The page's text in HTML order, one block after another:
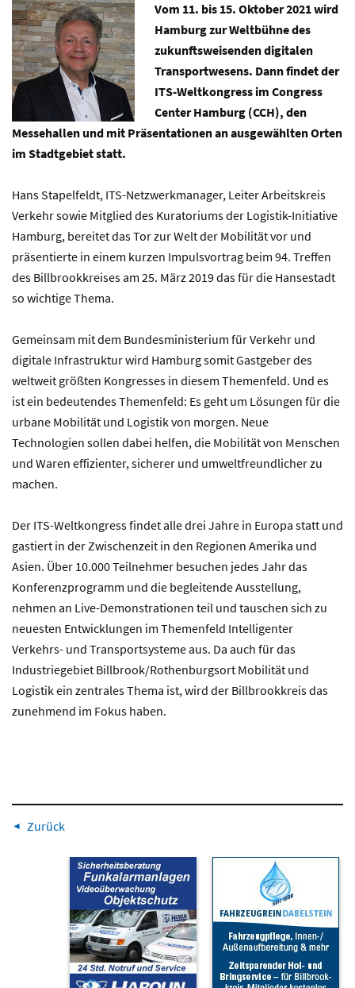
Vom 11. bis 15. Oktober 2021 wird
Hamburg zur Weltbühne des
zukunftsweisenden digitalen
Transportwesens. Dann findet der
ITS-Weltkongress im Congress
Center Hamburg (CCH), den
Messehallen und mit Präsentationen an ausgewählten Orten
im Stadtgebiet statt.
Hans Stapelfeldt, ITS-Netzwerkmanager, Leiter Arbeitskreis
Verkehr sowie Mitglied des Kuratoriums der Logistik-Initiative
Hamburg, bereitet das Tor zur Welt der Mobilität vor und
präsentierte in einem kurzen Impulsvortrag beim 94. Treffen
des Billbrookkreises am 25. März 2019 das für die Hansestadt
so wichtige Thema.
Gemeinsam mit dem Bundesministerium für Verkehr und
digitale Infrastruktur wird Hamburg somit Gastgeber des
weltweit größten Kongresses in diesem Themenfeld. Und es
ist ein bedeutendes Themenfeld: Es geht um Lösungen für die
urbane Mobilität und Logistik von morgen. Neue
Technologien sollen dabei helfen, die Mobilität von Menschen
und Waren effizienter, sicherer und umweltfreundlicher zu
machen.
Der ITS-Weltkongress findet alle drei Jahre in Europa statt und
gastiert in der Zwischenzeit in den Regionen Amerika und
Asien. Über 10.000 Teilnehmer besuchen jedes Jahr das
Konferenzprogramm und die begleitende Ausstellung,
nehmen an Live-Demonstrationen teil und tauschen sich zu
neuesten Entwicklungen im Themenfeld Intelligenter
Verkehrs- und Transportsysteme aus. Da auch für das
Industriegebiet Billbrook/Rothenburgsort Mobilität und
Logistik ein zentrales Thema ist, wird der Billbrookkreis das
zunehmend im Fokus haben.
Zurück